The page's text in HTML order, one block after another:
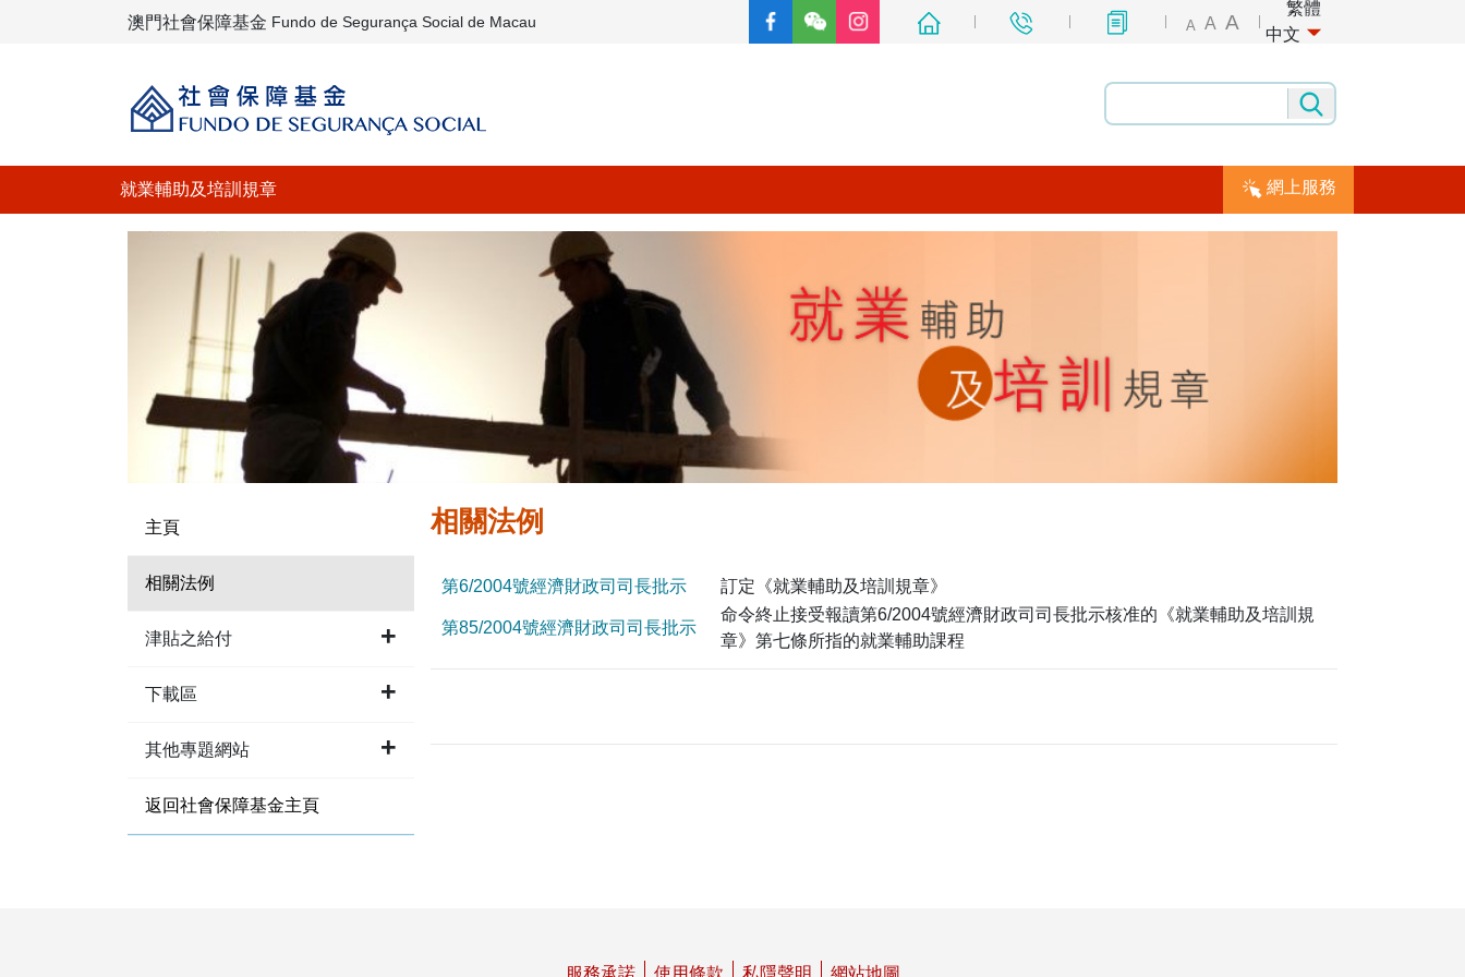
A A A
繁體
中文
澳門社會保障基金 Fundo de Segurança Social de Macau
就業輔助及培訓規章 網上服務
津貼之給付
下載區
主頁
相關法例
津貼之給付
下載區
其他專題網站
返回社會保障基金主頁
相關法例
第6/2004號經濟財政司司長批示 訂定《就業輔助及培訓規章》
第85/2004號經濟財政司司長批示
命令終止接受報讀第6/2004號經濟財政司司長批示核准的《就業輔助及培訓規
章》第七條所指的就業輔助課程